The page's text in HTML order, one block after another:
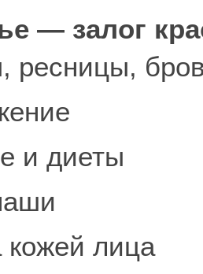
— залог
ресницы,
и диеты
кожей лица